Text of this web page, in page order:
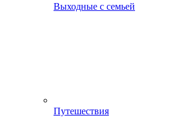
Выходные с семьей
Путешествия